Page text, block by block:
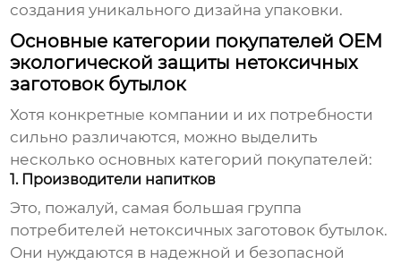
создания уникального дизайна упаковки.
Основные категории покупателей OEM
экологической защиты нетоксичных
заготовок бутылок
Хотя конкретные компании и их потребности
сильно различаются, можно выделить
несколько основных категорий покупателей:
1. Производители напитков
Это, пожалуй, самая большая группа
потребителей нетоксичных заготовок бутылок.
Они нуждаются в надежной и безопасной